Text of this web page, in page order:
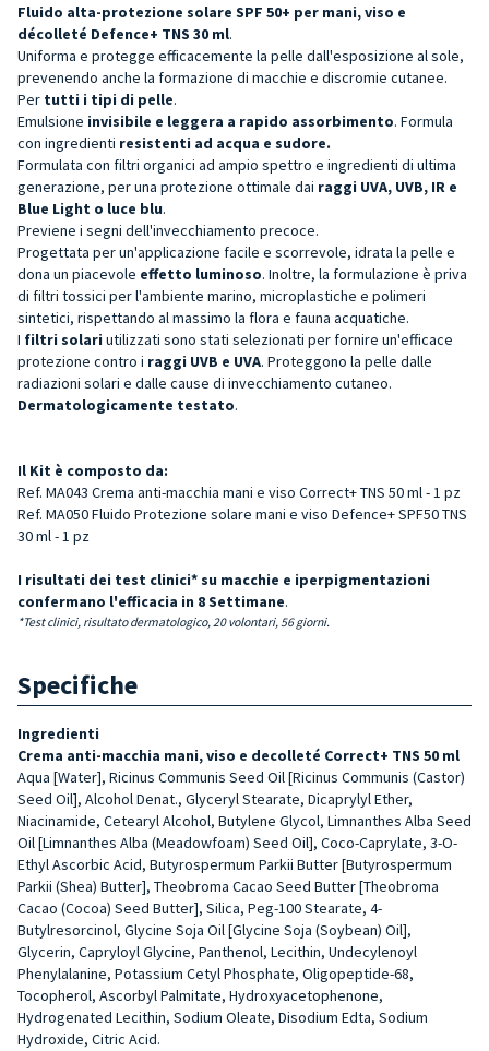
Fluido alta-protezione solare SPF 50+ per mani, viso e
décolleté Defence+ TNS 30 ml.
Uniforma e protegge efficacemente la pelle dall'esposizione al sole,
prevenendo anche la formazione di macchie e discromie cutanee.
Per tutti i tipi di pelle.
Emulsione invisibile e leggera a rapido assorbimento. Formula
con ingredienti resistenti ad acqua e sudore.
Formulata con filtri organici ad ampio spettro e ingredienti di ultima
generazione, per una protezione ottimale dai raggi UVA, UVB, IR e
Blue Light o luce blu.
Previene i segni dell'invecchiamento precoce.
Progettata per un'applicazione facile e scorrevole, idrata la pelle e
dona un piacevole effetto luminoso. Inoltre, la formulazione è priva
di filtri tossici per l'ambiente marino, microplastiche e polimeri
sintetici, rispettando al massimo la flora e fauna acquatiche.
I filtri solari utilizzati sono stati selezionati per fornire un'efficace
protezione contro i raggi UVB e UVA. Proteggono la pelle dalle
radiazioni solari e dalle cause di invecchiamento cutaneo.
Dermatologicamente testato.
Il Kit è composto da:
Ref. MA043 Crema anti-macchia mani e viso Correct+ TNS 50 ml - 1 pz
Ref. MA050 Fluido Protezione solare mani e viso Defence+ SPF50 TNS
30 ml - 1 pz
I risultati dei test clinici* su macchie e iperpigmentazioni
confermano l'efficacia in 8 Settimane.
*Test clinici, risultato dermatologico, 20 volontari, 56 giorni.
Specifiche
Ingredienti
Crema anti-macchia mani, viso e decolleté Correct+ TNS 50 ml
Aqua [Water], Ricinus Communis Seed Oil [Ricinus Communis (Castor)
Seed Oil], Alcohol Denat., Glyceryl Stearate, Dicaprylyl Ether,
Niacinamide, Cetearyl Alcohol, Butylene Glycol, Limnanthes Alba Seed
Oil [Limnanthes Alba (Meadowfoam) Seed Oil], Coco-Caprylate, 3-O-
Ethyl Ascorbic Acid, Butyrospermum Parkii Butter [Butyrospermum
Parkii (Shea) Butter], Theobroma Cacao Seed Butter [Theobroma
Cacao (Cocoa) Seed Butter], Silica, Peg-100 Stearate, 4-
Butylresorcinol, Glycine Soja Oil [Glycine Soja (Soybean) Oil],
Glycerin, Capryloyl Glycine, Panthenol, Lecithin, Undecylenoyl
Phenylalanine, Potassium Cetyl Phosphate, Oligopeptide-68,
Tocopherol, Ascorbyl Palmitate, Hydroxyacetophenone,
Hydrogenated Lecithin, Sodium Oleate, Disodium Edta, Sodium
Hydroxide, Citric Acid.